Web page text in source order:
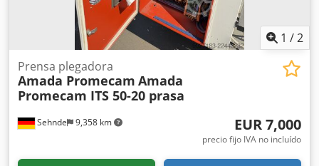
1 /2
Sehnde 9,358 km
Prensa plegadora
Amada Promecam Amada
Promecam ITS 50-20 prasa
EUR 7,000
precio fijo IVA no incluído